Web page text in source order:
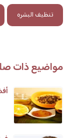
تنظيف البشره
مواضيع ذات